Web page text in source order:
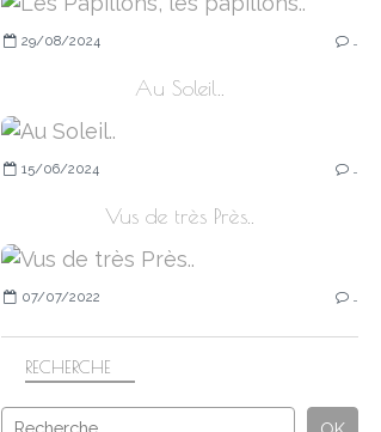
RECHERCHE
29/08/2024
Au Soleil..
15/06/2024
Vus de très Près..
07/07/2022